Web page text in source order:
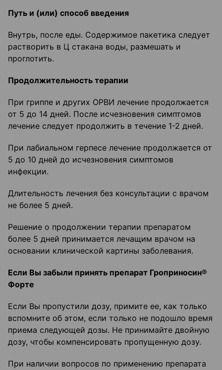
Путь и (или) способ введения
Внутрь, после еды. Содержимое пакетика следует
растворить в Ц стакана воды, размешать и
проглотить.
Продолжительность терапии
При гриппе и других ОРВИ лечение продолжается
от 5 до 14 дней. После исчезновения симптомов
лечение следует продолжить в течение 1-2 дней.
При лабиальном герпесе лечение продолжается от
5 до 10 дней до исчезновения симптомов
инфекции.
Длительность лечения без консультации с врачом
не более 5 дней.
Решение о продолжении терапии препаратом
более 5 дней принимается лечащим врачом на
основании клинической картины заболевания.
Если Вы забыли принять препарат Гроприносин®
Форте
Если Вы пропустили дозу, примите ее, как только
вспомните об этом, если только не подошло время
приема следующей дозы. Не принимайте двойную
дозу, чтобы компенсировать пропущенную дозу.
При наличии вопросов по применению препарата